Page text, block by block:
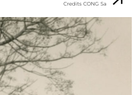
Credits CONG Sa